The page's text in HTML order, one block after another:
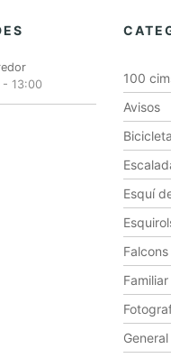
13:00
100
Avisos
Esquí
Falcons
Familiar
General